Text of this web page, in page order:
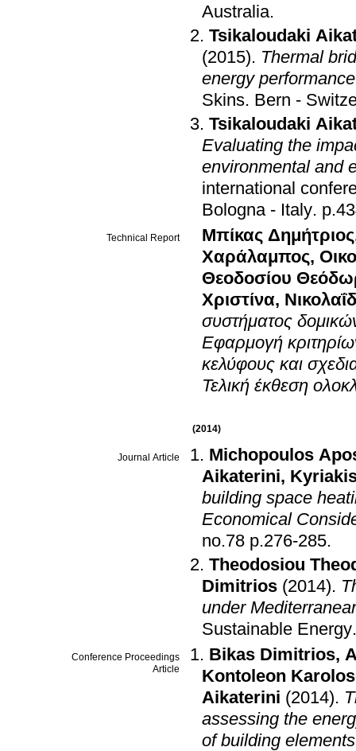
Australia.
Tsikaloudaki
(2015). Thermal
energy performance
Skins. Bern -
Tsikaloudaki
Evaluating the
environmental and
international
Bologna - Italy.
Technical Report Μπίκας Δημήτριος
Χαράλαμπος,
Θεοδοσίου
Χριστίνα,
συστήματος
Εφαρμογή
κελύφους και
Τελική έκθεση
(2014)
Journal Article
Michopoulos
Aikaterini,
building space
Economical
no.78 p.276-285.
Theodosiou
Dimitrios (2014).
under
Sustainable Energy
Conference Proceedings
Article
Bikas Dimitrios,
Kontoleon
Aikaterini (2014).
assessing the
of building elements